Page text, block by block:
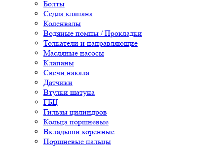
Болты
Седла клапана
Коленвалы
Водяные помпы / Прокладки
Толкатели и направляющие
Масляные насосы
Клапаны
Свечи накала
Датчики
Втулки шатуна
ГБЦ
Гильзы цилиндров
Кольца поршневые
Вкладыши коренные
Поршневые пальцы